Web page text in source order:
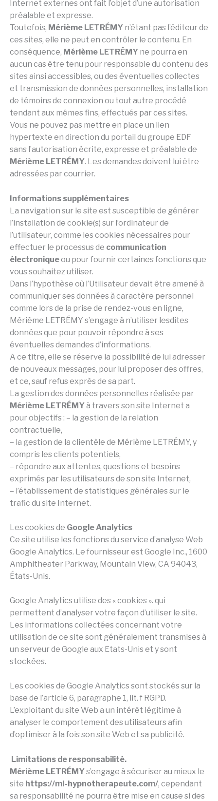
Internet externes ont fait l’objet d’une autorisation
préalable et expresse.
Toutefois, Mérième LETRÉMY n’étant pas l’éditeur de
ces sites, elle ne peut en contrôler le contenu. En
conséquence, Mérième LETRÉMY ne pourra en
aucun cas être tenu pour responsable du contenu des
sites ainsi accessibles, ou des éventuelles collectes
et transmission de données personnelles, installation
de témoins de connexion ou tout autre procédé
tendant aux mêmes fins, effectués par ces sites.
Vous ne pouvez pas mettre en place un lien
hypertexte en direction du portail du groupe EDF
sans l’autorisation écrite, expresse et préalable de
Mérième LETRÉMY. Les demandes doivent lui être
adressées par courrier.
Informations supplémentaires
La navigation sur le site est susceptible de générer
l’installation de cookie(s) sur l’ordinateur de
l’utilisateur, comme les cookies nécessaires pour
effectuer le processus de communication
électroniqueou pour fournir certaines fonctions que
vous souhaitez utiliser.
Dans l’hypothèse où l’Utilisateur devait être amené à
communiquer ses données à caractère personnel
comme lors de la prise de rendez-vous en ligne,
Mérième LETRÉMY s’engage à n’utiliser lesdites
données que pour pouvoir répondre à ses
éventuelles demandes d’informations.
A ce titre, elle se réserve la possibilité de lui adresser
de nouveaux messages, pour lui proposer des offres,
et ce, sauf refus exprès de sa part.
La gestion des données personnelles réalisée par
Mérième LETRÉMYà travers son site Internet a
pour objectifs : – la gestion de la relation
contractuelle,
– la gestion de la clientèle de Mérième LETRÉMY, y
compris les clients potentiels,
– répondre aux attentes, questions et besoins
exprimés par les utilisateurs de son site Internet,
– l’établissement de statistiques générales sur le
trafic du site Internet.
Les cookies de Google Analytics
Ce site utilise les fonctions du service d’analyse Web
Google Analytics. Le fournisseur est Google Inc., 1600
Amphitheater Parkway, Mountain View, CA 94043,
États-Unis.
Google Analytics utilise des « cookies ». qui
permettent d’analyser votre façon d’utiliser le site.
Les informations collectées concernant votre
utilisation de ce site sont généralement transmises à
un serveur de Google aux Etats-Unis et y sont
stockées.
Les cookies de Google Analytics sont stockés sur la
base de l’article 6, paragraphe 1, lit. f RGPD.
L’exploitant du site Web a un intérêt légitime à
analyser le comportement des utilisateurs afin
d’optimiser à la fois son site Web et sa publicité.
Limitations de responsabilité.
Mérième LETRÉMYs’engage à sécuriser au mieux le
site https://ml-hypnotherapeute.com/, cependant
sa responsabilité ne pourra être mise en cause si des